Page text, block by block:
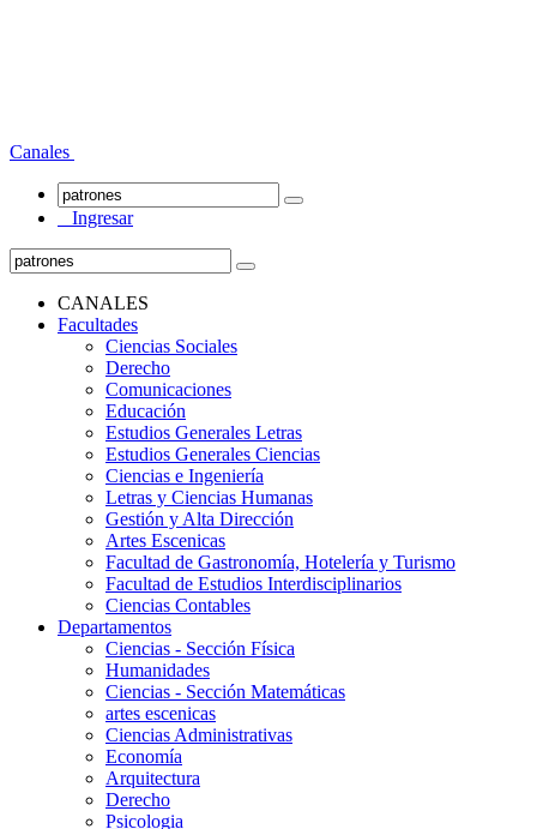
Canales
Ingresar
CANALES
Facultades
Ciencias Sociales
Derecho
Comunicaciones
Educación
Estudios Generales Letras
Estudios Generales Ciencias
Ciencias e Ingeniería
Letras y Ciencias Humanas
Gestión y Alta Dirección
Artes Escenicas
Facultad de Gastronomía, Hotelería y Turismo
Facultad de Estudios Interdisciplinarios
Ciencias Contables
Departamentos
Ciencias - Sección Física
Humanidades
Ciencias - Sección Matemáticas
artes escenicas
Ciencias Administrativas
Economía
Arquitectura
Derecho
Psicologia